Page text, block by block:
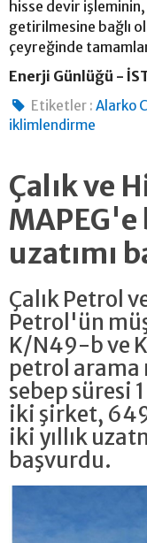
hisse devir
getirilmesine bağlı
çeyreğinde
Enerji Günlüğü -
Etiketler : Alarko
iklimlendirme
Çalık ve
uzatımı
Çalık Petrol
Petrol'ün
K/N49-b ve
petrol arama
sebep süresi
iki şirket,
iki yıllık
başvurdu.